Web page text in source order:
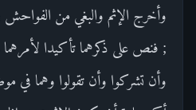
وأخرج الإثم والبغي من الفواحش
; فنص على ذكرهما تأكيدا
وأن تشركوا وأن تقولوا وهما